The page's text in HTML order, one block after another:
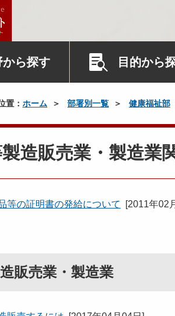
から探す 目的から
置： ホーム 部署別一覧 健康福祉部
造販売業・製造業
等の証明書の発給について [2011年02
販売業・製造業